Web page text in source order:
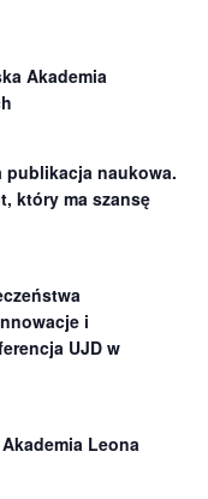
Akademia
publikacja naukowa.
który ma szansę
i
UJD w
Leona